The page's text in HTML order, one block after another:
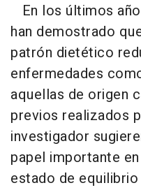
En los últimos
han demostrado
patrón dietético
enfermedades
aquellas de origen
previos realizados
investigador
papel importante
estado de